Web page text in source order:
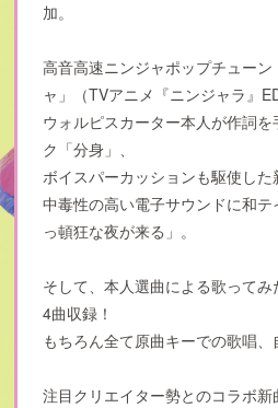
加。
高音高速ニンジャポップチュー
ャ」（TVアニメ『ニンジャラ』
ウォルピスカーター本人が作詞
ク「分身」、
ボイスパーカッションも駆使した
中毒性の高い電子サウンドに和
っ頓狂な夜が来る」。
そして、本人選曲による歌って
4曲収録！
もちろん全て原曲キーでの歌唱、
注目クリエイター勢とのコラボ